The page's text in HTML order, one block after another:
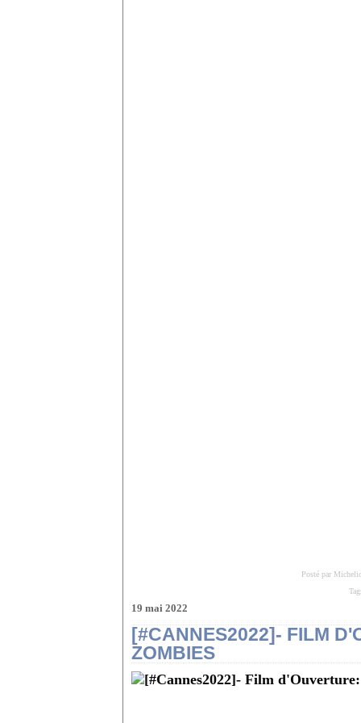
Posté par
19 mai 2022
[#CANNES2022]- FILM
ZOMBIES